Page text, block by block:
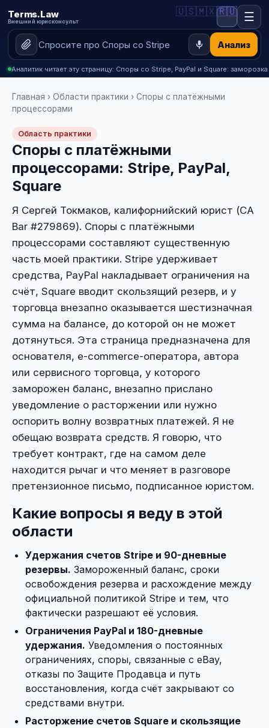
Terms.Law
Внешний юрисконсульт
Анализ
🇺🇸🇲🇽🇷🇺 ☰
Аналитик читает эту страницу: Споры со Stripe, PayPal и Square:
Главная › Области практики › Споры с платёжными
процессорами
Область практики
Споры с платёжными
процессорами: Stripe, PayPal,
Square
Я Сергей Токмаков, калифорнийский юрист (CA
Bar #279869). Споры с платёжными
процессорами составляют существенную
часть моей практики. Stripe удерживает
средства, PayPal накладывает ограничения на
счёт, Square вводит скользящий резерв, и у
торговца внезапно оказывается шестизначная
сумма на балансе, до которой он не может
дотянуться. Эта страница предназначена для
основателя, e-commerce-оператора, автора
или сервисного торговца, у которого
заморожен баланс, внезапно прислано
уведомление о расторжении или нужно
оспорить волну возвратных платежей. Я не
обещаю возврата средств. Я говорю, что
требует контракт, где на самом деле
находится рычаг и что меняет в разговоре
претензионное письмо, подписанное юристом.
Какие вопросы я веду в этой
области
Удержания счетов Stripe и 90-дневные
резервы. Замороженный баланс, сроки
освобождения резерва и расхождение между
официальной политикой Stripe и тем, что
фактически разрешают её условия.
Ограничения PayPal и 180-дневные
удержания. Уведомления о постоянных
ограничениях, споры, связанные с eBay,
отказы по Защите Продавца и путь
восстановления, когда счёт закрывают со
средствами внутри.
Расторжение счетов Square и скользящие